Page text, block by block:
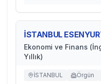
İSTANBUL
Ekonomi ve Finans
Yıllık)
İSTANBUL Örgün